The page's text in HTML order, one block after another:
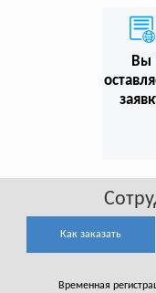
Вы
Как заказать
Временная